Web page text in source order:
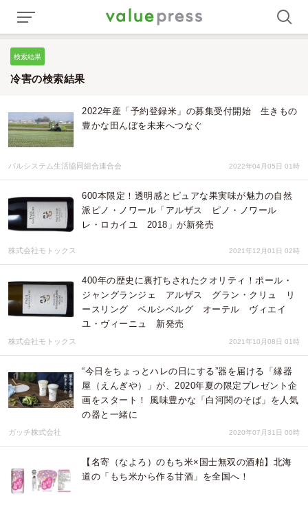
検索結果
冷害の検索結果
2022年産「予約登録米」の募集受付開始 生きもの
豊かな田んぼを未来へつなぐ
パルシステム生活協同組合連合会 2022年04月05日 01時
600本限定！透明感とピュアな果実味が魅力の自然
派ピノ・ノワール「アルザス ピノ・ノワール
レ・ロカイユ 2018」が新発売
株式会社モトックス 2021年12月01日 02時
400年の歴史に裏打ちされたクオリティ！ポール・
ジャングランジェ アルザス グラン・クリュ リ
ースリング ペルシベルグ オーテル ヴィエイ
ユ・ヴィーニュ 新発売
株式会社モトックス 2021年10月08日 01時
“今日をちょっとハレの日にする”器を届ける「縁器
屋（えんぎや）」が、2020年夏の限定プレゼント企
画をスタート！ 風味豊かな「白河関のそば」を人気
の器と一緒に
ガッチ株式会社 2020年07月31日 00時
【名寄（なよろ）のもち米×国士無双の酒粕】北海
道の「もち米から作る甘酒」を全国へ！